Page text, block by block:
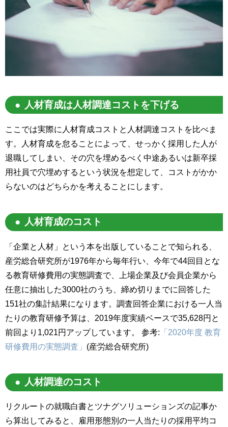
人材育成は人材調達コストを下げる
ここでは実際に人材育成コストと人材調達コストを比べま
す。人材育成を怠ることによって、せっかく採用した人が
退職してしまい、その穴を埋めるべく中途あるいは新卒採
用社員で穴埋めするという状況を想定して、コストがかか
らないのはどちらかを考えることにします。
人材育成のコスト
「企業と人材」という本を出版していることで知られる、
産労総合研究所が1976年から毎年行い、今年で44回目とな
る教育研修費用の実態調査で、上場企業及び会員企業から
任意に抽出した3000社のうち、締め切りまでに回答した
151社の集計結果になります。調査回答企業における一人当
たりの教育研修予算は、2019年度実績ベースで35,628円と
前回より1,021円アップしています。 参考: 「2020年度 教育
研修費用の実態調査」 (産労総合研究所)
人材調達のコスト
リクルートの就職白書とツナグソリューションズの記事か
ら算出してみると、雇用形態別の一人当たりの採用平均コ